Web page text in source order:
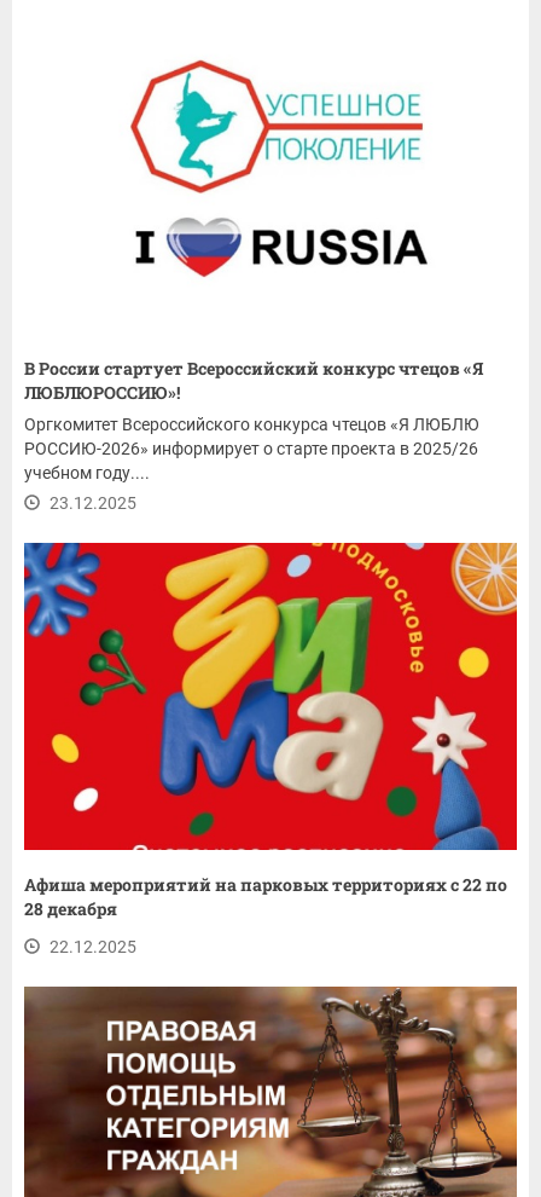
В России стартует Всероссийский конкурс чтецов «Я
ЛЮБЛЮРОССИЮ»!
Оргкомитет Всероссийского конкурса чтецов «Я ЛЮБЛЮ
РОССИЮ-2026» информирует о старте проекта в 2025/26
учебном году....
23.12.2025
Афиша мероприятий на парковых территориях с 22 по
28 декабря
22.12.2025